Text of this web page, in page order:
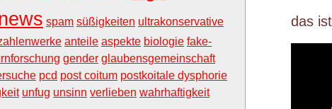
spam süßigkeiten ultrakonservative
anteile aspekte biologie fake-
gender glaubensgemeinschaft
pcd post coitum postkoitale dysphorie
unfug unsinn verlieben wahrhaftigkeit
das